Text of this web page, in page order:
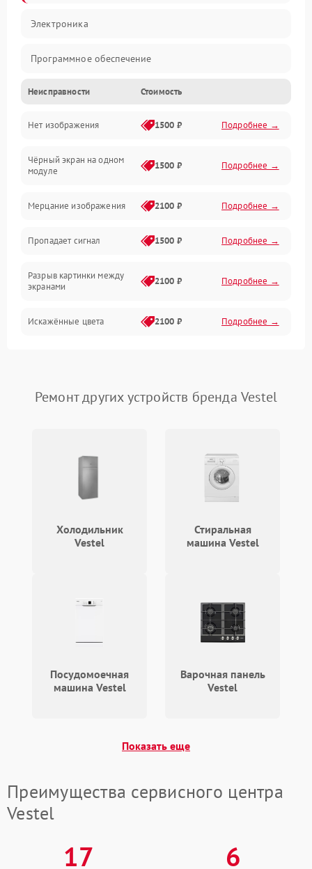
Электроника
Программное обеспечение
Калибровка
Электропитание
Аппаратная
Механические повреждения
Неисправности Стоимость
Нет изображения 1500 ₽ Подробнее →
Чёрный экран на одном
модуле
1500 ₽ Подробнее →
Мерцание изображения 2100 ₽ Подробнее →
Пропадает сигнал 1500 ₽ Подробнее →
Разрыв картинки между
экранами
2100 ₽ Подробнее →
Искажённые цвета 2100 ₽ Подробнее →
Артефакты изображения 2100 ₽ Подробнее →
Ремонт других устройств бренда Vestel
Холодильник
Vestel
Стиральная
машина Vestel
Посудомоечная
машина Vestel
Варочная панель
Vestel
Показать еще
Преимущества сервисного центра
Vestel
17 6